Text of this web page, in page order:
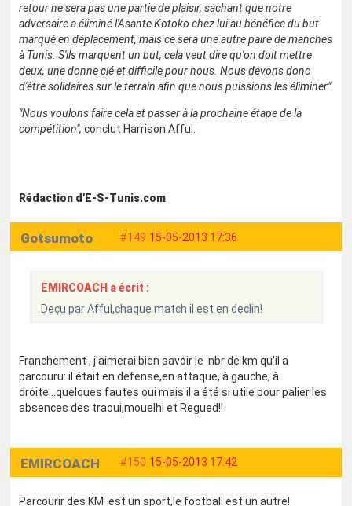
retour ne sera pas une partie de plaisir, sachant que notre
adversaire a éliminé l'Asante Kotoko chez lui au bénéfice du but
marqué en déplacement, mais ce sera une autre paire de manches
à Tunis. S'ils marquent un but, cela veut dire qu'on doit mettre
deux, une donne clé et difficile pour nous. Nous devons donc
d'être solidaires sur le terrain afin que nous puissions les éliminer".
"Nous voulons faire cela et passer à la prochaine étape de la
compétition", conclut Harrison Afful.
Rédaction d'E-S-Tunis.com
#149 15-05-2013 17:36
Gotsumoto
EMIRCOACH a écrit :
Deçu par Afful,chaque match il est en declin!
Franchement , j'aimerai bien savoir le nbr de km qu'il a
parcouru: il était en defense,en attaque, à gauche, à
droite...quelques fautes oui mais il a été si utile pour palier les
absences des traoui,mouelhi et Regued!!
#150 15-05-2013 17:42
EMIRCOACH
Parcourir des KM est un sport,le football est un autre!